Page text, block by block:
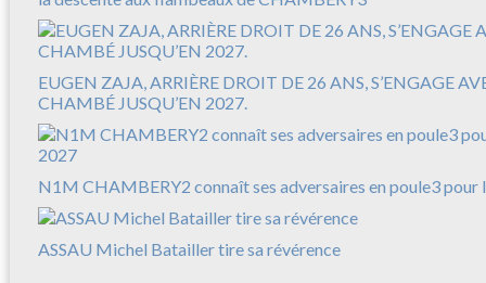
EUGEN ZAJA, ARRIÈRE DROIT DE 26 ANS, S’ENGAGE
CHAMBÉ JUSQU’EN 2027.
N1M CHAMBERY2 connaît ses adversaires en poule3 pour
ASSAU Michel Batailler tire sa révérence